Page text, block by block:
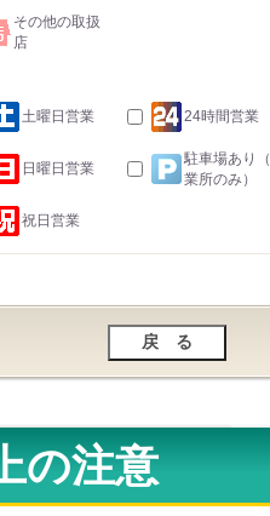
その他の取扱
店
土曜日営業 24時間営業
日曜日営業
駐車場あり
業所のみ）
祝日営業
の注意